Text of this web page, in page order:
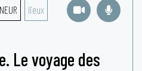
lieux
Le voyage des